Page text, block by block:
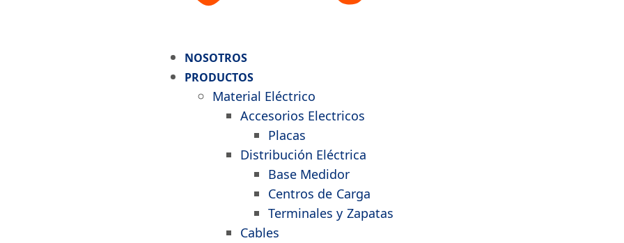
NOSOTROS
PRODUCTOS
Material Eléctrico
Accesorios Electricos
Placas
Distribución Eléctrica
Base Medidor
Centros de Carga
Terminales y Zapatas
Cables